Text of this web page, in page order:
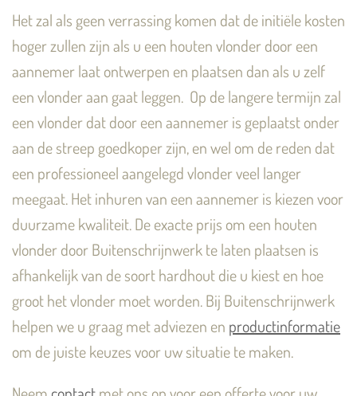
Het zal als geen verrassing komen dat de initiële kosten
hoger zullen zijn als u een houten vlonder door een
aannemer laat ontwerpen en plaatsen dan als u zelf
een vlonder aan gaat leggen. Op de langere termijn zal
een vlonder dat door een aannemer is geplaatst onder
aan de streep goedkoper zijn, en wel om de reden dat
een professioneel aangelegd vlonder veel langer
meegaat. Het inhuren van een aannemer is kiezen voor
duurzame kwaliteit. De exacte prijs om een houten
vlonder door Buitenschrijnwerk te laten plaatsen is
afhankelijk van de soort hardhout die u kiest en hoe
groot het vlonder moet worden. Bij Buitenschrijnwerk
helpen we u graag met adviezen en productinformatie
om de juiste keuzes voor uw situatie te maken.